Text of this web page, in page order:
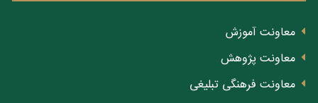
معاونت آموزش
معاونت پژوهش
معاونت فرهنگی تبلیغی